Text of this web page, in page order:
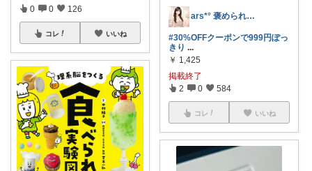
0 0 126
コレ いいね
ars*° 褒められ美肌へ🫧
#30%OFFクーポンで999円ぽっ
きり ...
￥ 1,425
掲載終了
2 0 584
コレ いいね